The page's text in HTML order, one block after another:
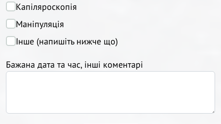
Капіляроскопія
Маніпуляція
Інше (напишіть нижче що)
Бажана дата та час, інші коментарі